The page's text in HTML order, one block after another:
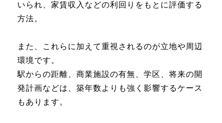
いられ、家賃収入などの利回りをもとに評価する
方法。
また、これらに加えて重視されるのが立地や周辺
環境です。
駅からの距離、商業施設の有無、学区、将来の開
発計画などは、築年数よりも強く影響するケース
もあります。